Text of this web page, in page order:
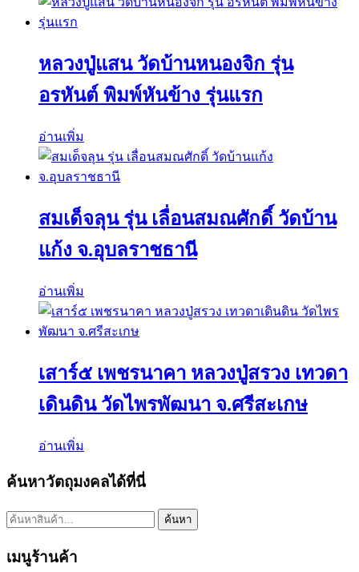
หลวงปู่แสน วัดบ้านหนองจิก รุ่น
อรหันต์ พิมพ์หันข้าง รุ่นแรก
อ่านเพิ่ม
สมเด็จลุน รุ่น เลื่อนสมณศักดิ์ วัดบ้าน
แก้ง จ.อุบลราชธานี
อ่านเพิ่ม
เสาร์๕ เพชรนาคา หลวงปู่สรวง เทวดา
เดินดิน วัดไพรพัฒนา จ.ศรีสะเกษ
อ่านเพิ่ม
ค้นหาวัตถุมงคลได้ที่นี่
ค้นหา: ค้นหา
เมนูร้านค้า